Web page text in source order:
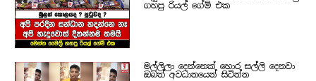
ගහපු රියල් ගේම් එක
මල්ලිලා දෙන්නෙක් හොර සල්ලි දෙනවා
ඔබත් අවධානයෙන් සිටින්න